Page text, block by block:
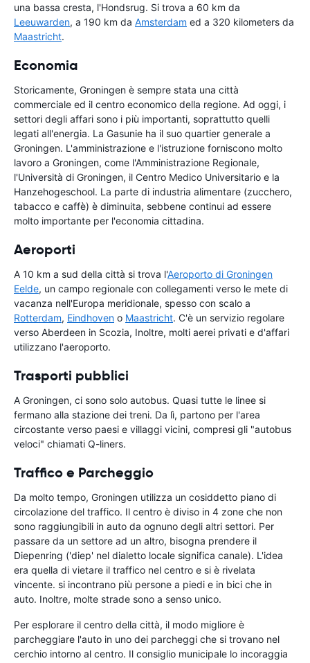
una bassa cresta, l'Hondsrug. Si trova a 60 km da
Leeuwarden, a 190 km da Amsterdam ed a 320 kilometers da
Maastricht.
Economia
Storicamente, Groningen è sempre stata una città
commerciale ed il centro economico della regione. Ad oggi, i
settori degli affari sono i più importanti, soprattutto quelli
legati all'energia. La Gasunie ha il suo quartier generale a
Groningen. L'amministrazione e l'istruzione forniscono molto
lavoro a Groningen, come l'Amministrazione Regionale,
l'Università di Groningen, il Centro Medico Universitario e la
Hanzehogeschool. La parte di industria alimentare (zucchero,
tabacco e caffè) è diminuita, sebbene continui ad essere
molto importante per l'economia cittadina.
Aeroporti
A 10 km a sud della città si trova l'Aeroporto di Groningen
Eelde, un campo regionale con collegamenti verso le mete di
vacanza nell'Europa meridionale, spesso con scalo a
Rotterdam, Eindhoven o Maastricht. C'è un servizio regolare
verso Aberdeen in Scozia, Inoltre, molti aerei privati e d'affari
utilizzano l'aeroporto.
Trasporti pubblici
A Groningen, ci sono solo autobus. Quasi tutte le linee si
fermano alla stazione dei treni. Da lì, partono per l'area
circostante verso paesi e villaggi vicini, compresi gli "autobus
veloci" chiamati Q-liners.
Traffico e Parcheggio
Da molto tempo, Groningen utilizza un cosiddetto piano di
circolazione del traffico. Il centro è diviso in 4 zone che non
sono raggiungibili in auto da ognuno degli altri settori. Per
passare da un settore ad un altro, bisogna prendere il
Diepenring ('diep' nel dialetto locale significa canale). L'idea
era quella di vietare il traffico nel centro e si è rivelata
vincente. si incontrano più persone a piedi e in bici che in
auto. Inoltre, molte strade sono a senso unico.
Per esplorare il centro della città, il modo migliore è
parcheggiare l'auto in uno dei parcheggi che si trovano nel
cerchio intorno al centro. Il consiglio municipale lo incoraggia